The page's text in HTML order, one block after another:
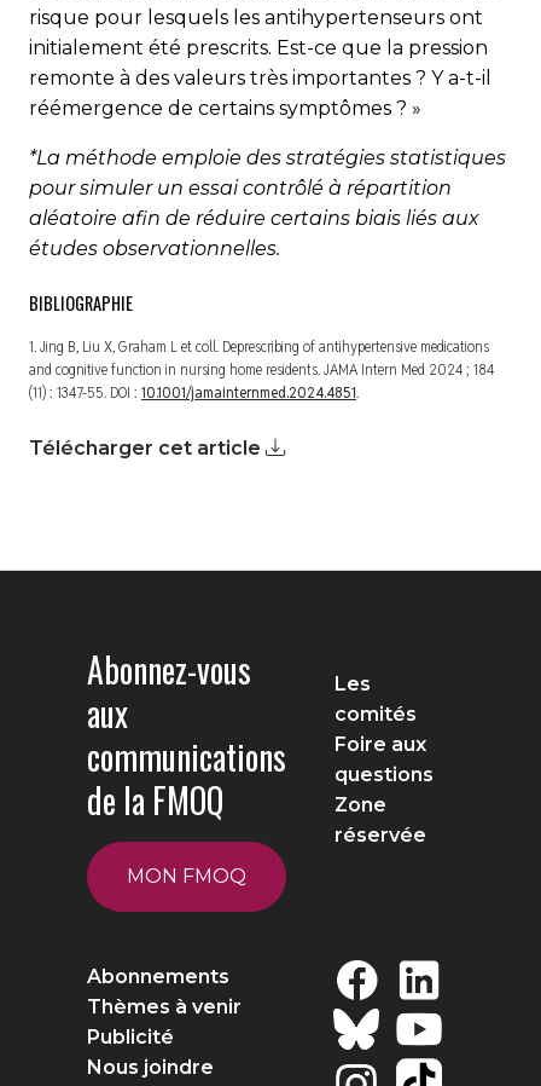
risque pour lesquels les antihypertenseurs ont
initialement été prescrits. Est-ce que la pression
remonte à des valeurs très importantes ? Y a-t-il
réémergence de certains symptômes ? »
*La méthode emploie des stratégies statistiques
pour simuler un essai contrôlé à répartition
aléatoire afin de réduire certains biais liés aux
études observationnelles.
BIBLIOGRAPHIE
1. Jing B, Liu X, Graham L et coll. Deprescribing of antihypertensive medi­cations
and cognitive function in nursing home residents.JAMA Intern Med 2024 ; 184
(11) : 1347-55. DOI : 10.1001/jamainternmed.2024.4851.
Télécharger cet article
Abonnez-vous
aux
communications
de la FMOQ
MON FMOQ
Les
comités
Foire aux
questions
Zone
réservée
Abonnements
Thèmes à venir
Publicité
Nous joindre